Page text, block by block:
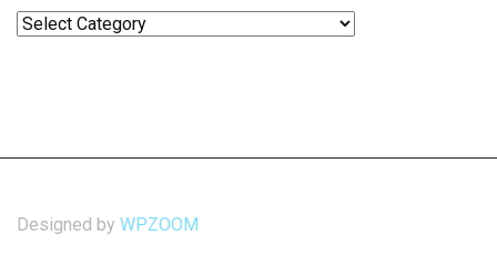
Categories
Designed by WPZOOM